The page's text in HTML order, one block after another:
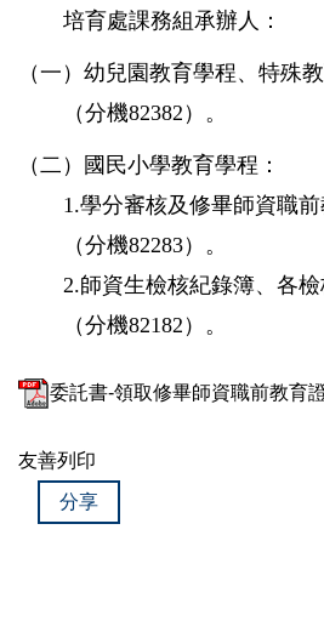
培育處課務組承辦人：
（一）幼兒園教育學程、特殊
（分機82382）。
（二）國民小學教育學程：
1.學分審核及修畢師資職
（分機82283）。
2.師資生檢核紀錄簿、各
（分機82182）。
委託書-領取修畢師資職前教育
友善列印
分享